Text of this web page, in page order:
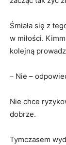
Śmiała się z
w miłości.
kolejną
– Nie –
Nie chce
dobrze.
Tymczasem